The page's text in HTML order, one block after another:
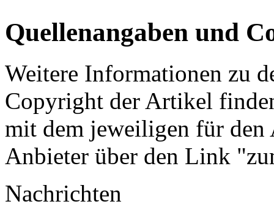
Quellenangaben und
Weitere Informationen zu
Copyright der Artikel
mit dem jeweiligen für
Anbieter über den Link
Nachrichten